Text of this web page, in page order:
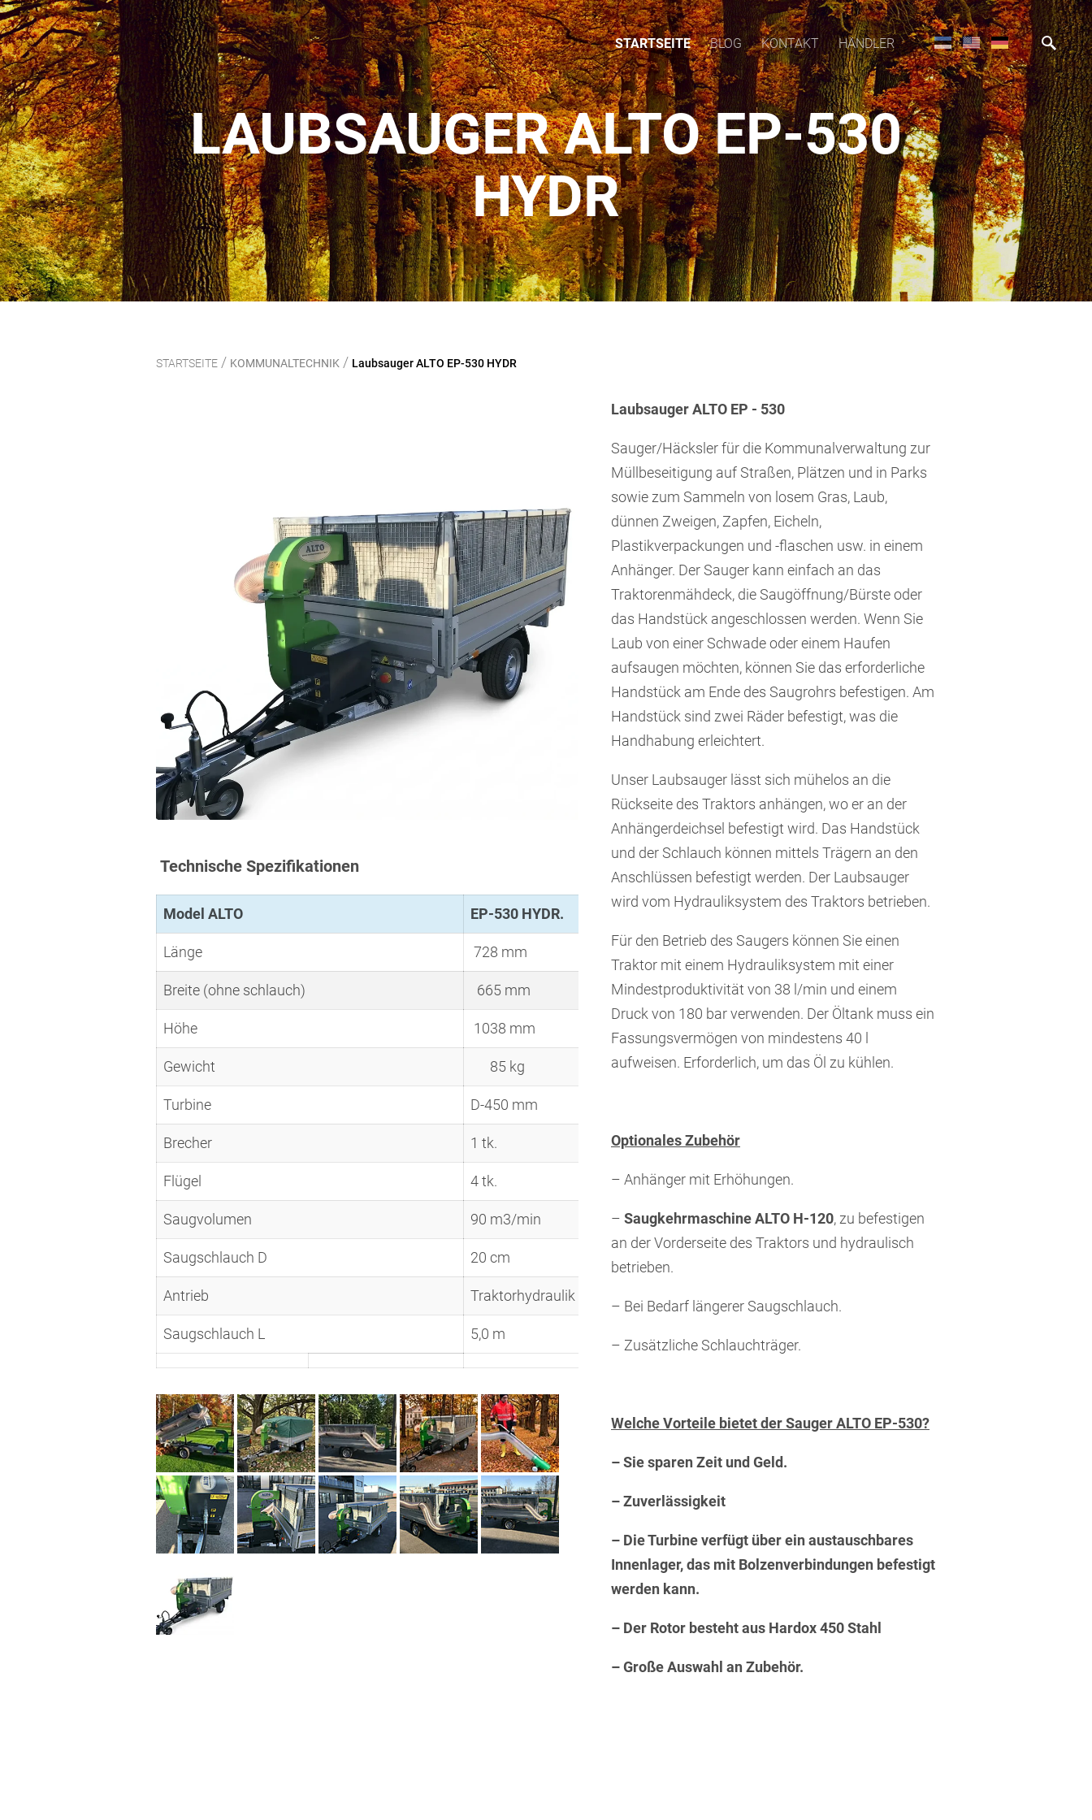
STARTSEITE BLOG KONTAKT HÄNDLER
LAUBSAUGER ALTO EP-530
HYDR
STARTSEITE / KOMMUNALTECHNIK / Laubsauger ALTO EP-530 HYDR
Technische Spezifikationen
Model ALTO EP-530 HYDR.
Länge 728 mm
Breite (ohne schlauch) 665 mm
Höhe 1038 mm
Gewicht 85 kg
Turbine D-450 mm
Brecher 1 tk.
Flügel 4 tk.
Saugvolumen 90 m3/min
Saugschlauch D 20 cm
Antrieb Traktorhydraulik
Saugschlauch L 5,0 m
Laubsauger ALTO EP - 530
Sauger/Häcksler für die Kommunalverwaltung zur
Müllbeseitigung auf Straßen, Plätzen und in Parks
sowie zum Sammeln von losem Gras, Laub,
dünnen Zweigen, Zapfen, Eicheln,
Plastikverpackungen und -flaschen usw. in einem
Anhänger. Der Sauger kann einfach an das
Traktorenmähdeck, die Saugöffnung/Bürste oder
das Handstück angeschlossen werden. Wenn Sie
Laub von einer Schwade oder einem Haufen
aufsaugen möchten, können Sie das erforderliche
Handstück am Ende des Saugrohrs befestigen. Am
Handstück sind zwei Räder befestigt, was die
Handhabung erleichtert.
Unser Laubsauger lässt sich mühelos an die
Rückseite des Traktors anhängen, wo er an der
Anhängerdeichsel befestigt wird. Das Handstück
und der Schlauch können mittels Trägern an den
Anschlüssen befestigt werden. Der Laubsauger
wird vom Hydrauliksystem des Traktors betrieben.
Für den Betrieb des Saugers können Sie einen
Traktor mit einem Hydrauliksystem mit einer
Mindestproduktivität von 38 l/min und einem
Druck von 180 bar verwenden. Der Öltank muss ein
Fassungsvermögen von mindestens 40 l
aufweisen. Erforderlich, um das Öl zu kühlen.
Optionales Zubehör
– Anhänger mit Erhöhungen.
– Saugkehrmaschine ALTO H-120, zu befestigen
an der Vorderseite des Traktors und hydraulisch
betrieben.
– Bei Bedarf längerer Saugschlauch.
– Zusätzliche Schlauchträger.
Welche Vorteile bietet der Sauger ALTO EP-530?
– Sie sparen Zeit und Geld.
– Zuverlässigkeit
– Die Turbine verfügt über ein austauschbares
Innenlager, das mit Bolzenverbindungen befestigt
werden kann.
– Der Rotor besteht aus Hardox 450 Stahl
– Große Auswahl an Zubehör.